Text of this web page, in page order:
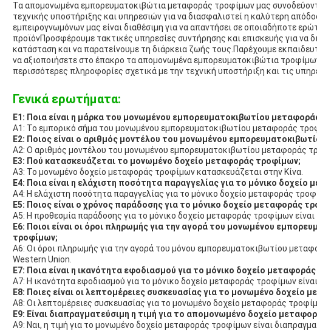
Τα απομονωμένα εμπορευματοκιβώτια μεταφοράς τροφίμων μας
τεχνικής υποστήριξης και υπηρεσιών για να διασφαλιστεί η καλύτερη
εμπειρογνωμόνων μας είναι διαθέσιμη για να απαντήσει σε οποιαδήποτε
προϊόνΠροσφέρουμε τακτικές υπηρεσίες συντήρησης και επισκευής για να
κατάσταση και να παρατείνουμε τη διάρκεια ζωής τους.Παρέχουμε
να αξιοποιήσετε στο έπακρο τα απομονωμένα εμπορευματοκιβώτια
περισσότερες πληροφορίες σχετικά με την τεχνική υποστήριξη και τις
Γενικά ερωτήματα:
Ε1: Ποια είναι η μάρκα του μονωμένου εμπορευματοκιβωτίου
Α1: Το εμπορικό σήμα του μονωμένου εμπορευματοκιβωτίου μεταφοράς
Ε2: Ποιος είναι ο αριθμός μοντέλου του μονωμένου
Α2: Ο αριθμός μοντέλου του μονωμένου εμπορευματοκιβωτίου μεταφοράς
Ε3: Πού κατασκευάζεται το μονωμένο δοχείο μεταφοράς τροφίμων;
Α3: Το μονωμένο δοχείο μεταφοράς τροφίμων κατασκευάζεται στην Κίνα.
Ε4: Ποια είναι η ελάχιστη ποσότητα παραγγελίας για το μόνικο
Α4: Η ελάχιστη ποσότητα παραγγελίας για το μόνικο δοχείο μεταφοράς
Ε5: Ποιος είναι ο χρόνος παράδοσης για το μόνικο δοχείο μεταφοράς
Α5: Η προθεσμία παράδοσης για το μόνικο δοχείο μεταφοράς τροφίμων είναι
Ε6: Ποιοι είναι οι όροι πληρωμής για την αγορά του μονωμένου
τροφίμων;
Α6: Οι όροι πληρωμής για την αγορά του μόνου εμπορευματοκιβωτίου
Western Union.
Ε7: Ποια είναι η ικανότητα εφοδιασμού για το μόνικο δοχείο
Α7: Η ικανότητα εφοδιασμού για το μόνικο δοχείο μεταφοράς τροφίμων
Ε8: Ποιες είναι οι λεπτομέρειες συσκευασίας για το μονωμένο δοχείο
Α8: Οι λεπτομέρειες συσκευασίας για το μονωμένο δοχείο μεταφοράς
Ε9: Είναι διαπραγματεύσιμη η τιμή για το απομονωμένο δοχείο
Α9: Ναι, η τιμή για το μονωμένο δοχείο μεταφοράς τροφίμων είναι